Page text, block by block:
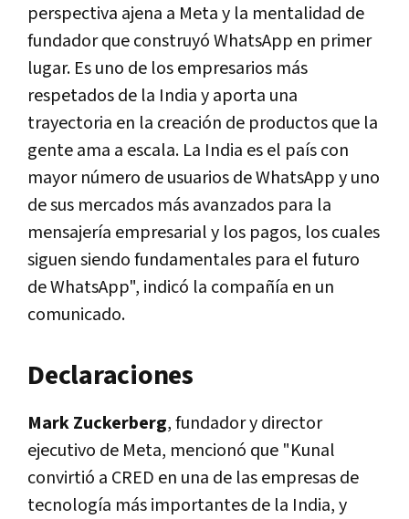
perspectiva ajena a Meta y la mentalidad de
fundador que construyó WhatsApp en primer
lugar. Es uno de los empresarios más
respetados de la India y aporta una
trayectoria en la creación de productos que la
gente ama a escala. La India es el país con
mayor número de usuarios de WhatsApp y uno
de sus mercados más avanzados para la
mensajería empresarial y los pagos, los cuales
siguen siendo fundamentales para el futuro
de WhatsApp", indicó la compañía en un
comunicado.
Declaraciones
Mark Zuckerberg, fundador y director
ejecutivo de Meta, mencionó que "Kunal
convirtió a CRED en una de las empresas de
tecnología más importantes de la India, y